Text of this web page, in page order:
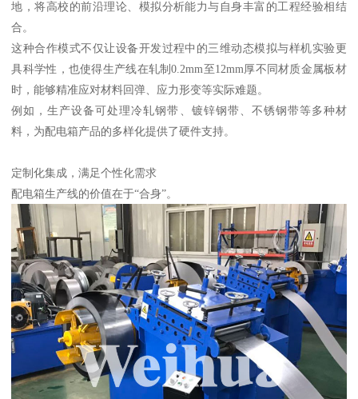
地，将高校的前沿理论、模拟分析能力与自身丰富的工程经验相结
合。
这种合作模式不仅让设备开发过程中的三维动态模拟与样机实验更
具科学性，也使得生产线在轧制0.2mm至12mm厚不同材质金属板材
时，能够精准应对材料回弹、应力形变等实际难题。
例如，生产设备可处理冷轧钢带、镀锌钢带、不锈钢带等多种材
料，为配电箱产品的多样化提供了硬件支持。
定制化集成，满足个性化需求
配电箱生产线的价值在于“合身”。